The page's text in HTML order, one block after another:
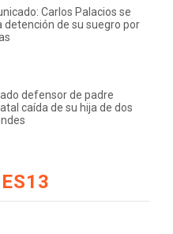
Carlos Palacios se
detención de su suegro por
defensor de padre
caída de su hija de dos